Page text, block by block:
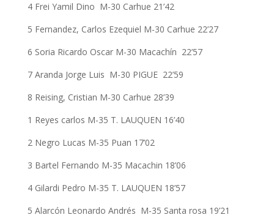
4 Frei Yamil Dino M-30 Carhue 21’42
5 Fernandez, Carlos Ezequiel M-30 Carhue 22’27
6 Soria Ricardo Oscar M-30 Macachín 22’57
7 Aranda Jorge Luis M-30 PIGUE 22’59
8 Reising, Cristian M-30 Carhue 28’39
1 Reyes carlos M-35 T. LAUQUEN 16’40
2 Negro Lucas M-35 Puan 17’02
3 Bartel Fernando M-35 Macachin 18’06
4 Gilardi Pedro M-35 T. LAUQUEN 18’57
5 Alarcón Leonardo Andrés M-35 Santa rosa 19’21